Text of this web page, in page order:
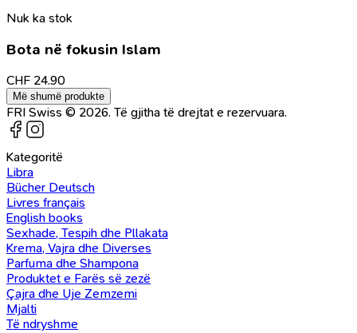
Nuk ka stok
Bota në fokusin Islam
CHF 24.90
Më shumë produkte
FRI Swiss © 2026. Të gjitha të drejtat e rezervuara.
Kategoritë
Libra
Bücher Deutsch
Livres français
English books
Sexhade, Tespih dhe Pllakata
Krema, Vajra dhe Diverses
Parfuma dhe Shampona
Produktet e Farës së zezë
Çajra dhe Uje Zemzemi
Mjalti
Të ndryshme